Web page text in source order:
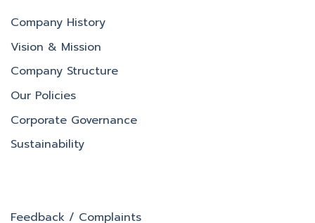
Company History
Vision & Mission
Company Structure
Our Policies
Corporate Governance
Sustainability
Feedback / Complaints